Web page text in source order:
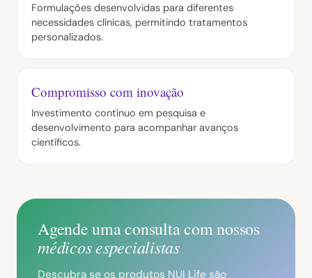
Formulações desenvolvidas para diferentes
necessidades clínicas, permitindo tratamentos
personalizados.
Compromisso com inovação
Investimento contínuo em pesquisa e
desenvolvimento para acompanhar avanços
científicos.
Agende uma consulta com nossos
médicos especialistas
Descubra se os produtos NUI Life são